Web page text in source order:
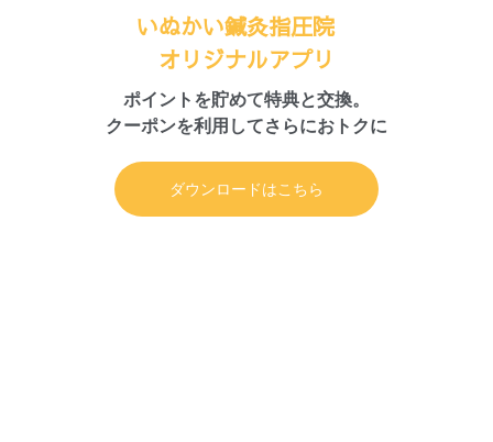
いぬかい鍼灸指圧院
オリジナルアプリ
ポイントを貯めて特典と交換。
クーポンを利用してさらにおトクに
ダウンロードはこちら